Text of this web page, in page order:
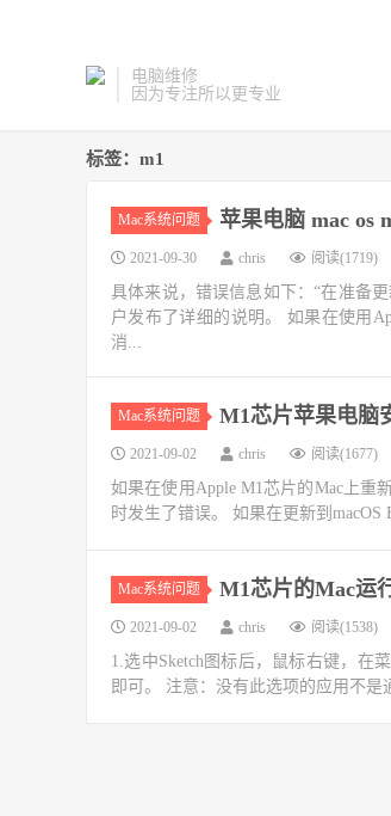
电脑维修
因为专注所以更专业
标签：m1
Mac系统问题 苹果电脑 mac os
2021-09-30 chris 阅读(1719)
具体来说，错误信息如下：“在准备
户发布了详细的说明。 如果在使用
消...
Mac系统问题 M1芯片苹果电脑
2021-09-02 chris 阅读(1677)
如果在使用Apple M1芯片的Mac上重
时发生了错误。 如果在更新到macOS
Mac系统问题 M1芯片的Mac运
2021-09-02 chris 阅读(1538)
1.选中Sketch图标后，鼠标右键，在
即可。 注意：没有此选项的应用不是